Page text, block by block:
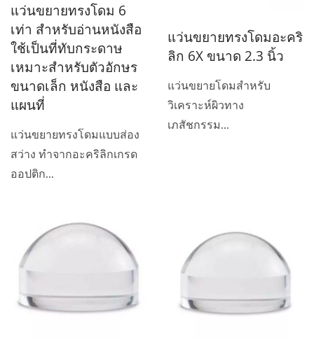
แว่นขยายทรงโดม 6
เท่า สำหรับอ่านหนังสือ
ใช้เป็นที่ทับกระดาษ
เหมาะสำหรับตัวอักษร
ขนาดเล็ก หนังสือ และ
แผนที่
แว่นขยายทรงโดมแบบส่อง
สว่าง ทำจากอะคริลิกเกรด
ออปติก...
แว่นขยายทรงโดมอะคริ
ลิก 6X ขนาด 2.3 นิ้ว
แว่นขยายโดมสำหรับ
วิเคราะห์ผิวทาง
เภสัชกรรม...